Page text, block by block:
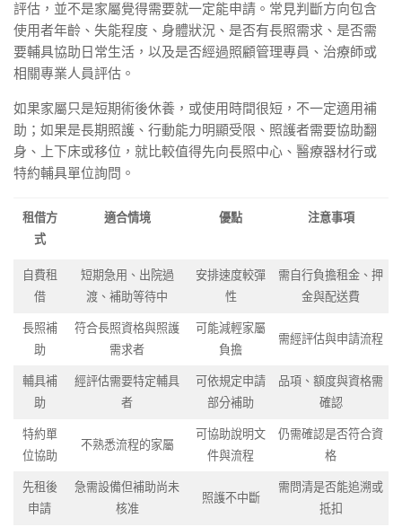
評估，並不是家屬覺得需要就一定能申請。常見判斷方向包含
使用者年齡、失能程度、身體狀況、是否有長照需求、是否需
要輔具協助日常生活，以及是否經過照顧管理專員、治療師或
相關專業人員評估。
如果家屬只是短期術後休養，或使用時間很短，不一定適用補
助；如果是長期照護、行動能力明顯受限、照護者需要協助翻
身、上下床或移位，就比較值得先向長照中心、醫療器材行或
特約輔具單位詢問。
租借方
式
適合情境 優點 注意事項
自費租
借
短期急用、出院過
渡、補助等待中
安排速度較彈
性
需自行負擔租金、押
金與配送費
長照補
助
符合長照資格與照護
需求者
可能減輕家屬
負擔
需經評估與申請流程
輔具補
助
經評估需要特定輔具
者
可依規定申請
部分補助
品項、額度與資格需
確認
特約單
位協助
不熟悉流程的家屬
可協助說明文
件與流程
仍需確認是否符合資
格
先租後
申請
急需設備但補助尚未
核准
照護不中斷
需問清是否能追溯或
抵扣